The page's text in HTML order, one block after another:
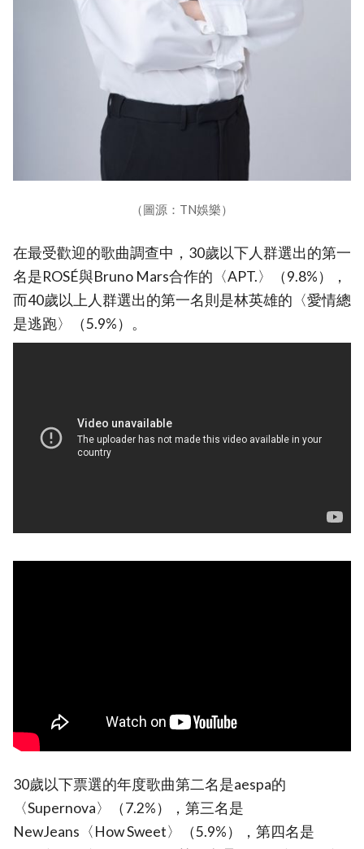
（圖源：TN娛樂）
在最受歡迎的歌曲調查中，30歲以下人群選出的第一
名是ROSÉ與Bruno Mars合作的〈APT.〉（9.8%），
而40歲以上人群選出的第一名則是林英雄的〈愛情總
是逃跑〉（5.9%）。
30歲以下票選的年度歌曲第二名是aespa的
〈Supernova〉（7.2%），第三名是
NewJeans〈How Sweet〉（5.9%），第四名是